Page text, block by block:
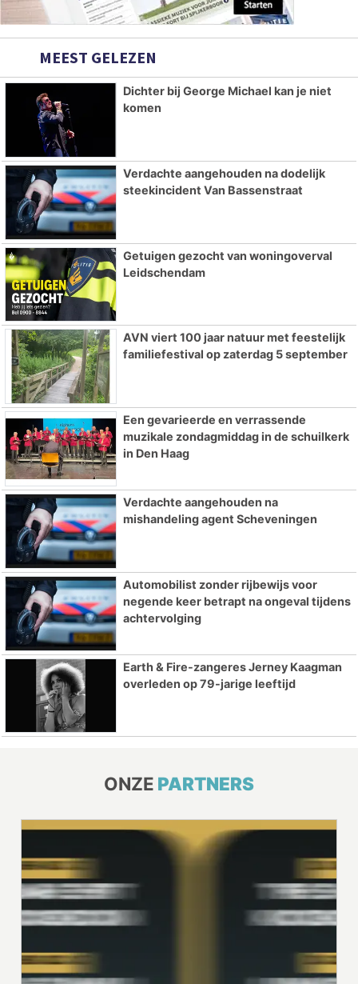
MEEST GELEZEN
Dichter bij George Michael kan je niet
komen
Verdachte aangehouden na dodelijk
steekincident Van Bassenstraat
Getuigen gezocht van woningoverval
Leidschendam
AVN viert 100 jaar natuur met feestelijk
familiefestival op zaterdag 5 september
Een gevarieerde en verrassende
muzikale zondagmiddag in de schuilkerk
in Den Haag
Verdachte aangehouden na
mishandeling agent Scheveningen
Automobilist zonder rijbewijs voor
negende keer betrapt na ongeval tijdens
achtervolging
Earth & Fire-zangeres Jerney Kaagman
overleden op 79-jarige leeftijd
ONZE PARTNERS